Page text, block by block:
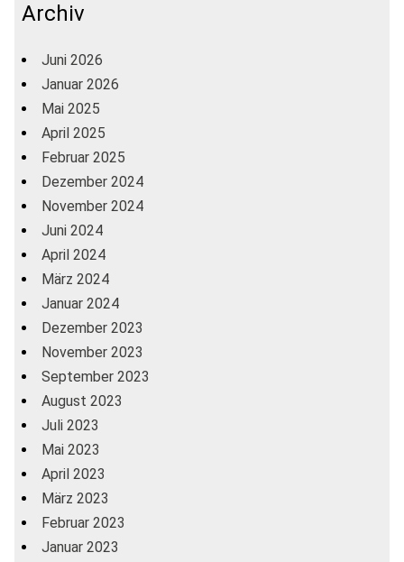
Archiv
Juni 2026
Januar 2026
Mai 2025
April 2025
Februar 2025
Dezember 2024
November 2024
Juni 2024
April 2024
März 2024
Januar 2024
Dezember 2023
November 2023
September 2023
August 2023
Juli 2023
Mai 2023
April 2023
März 2023
Februar 2023
Januar 2023